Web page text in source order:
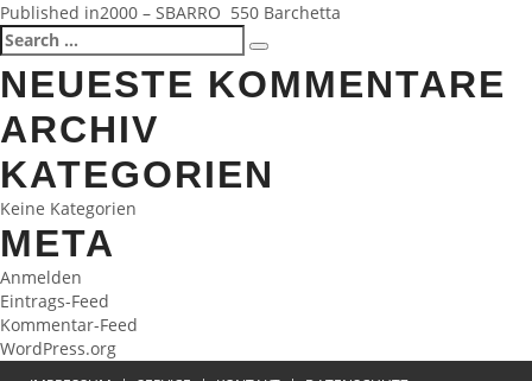
BEITRAGSNAVIGATION
Published in2000 – SBARRO 550 Barchetta
Search
for:
Search
NEUESTE KOMMENTARE
ARCHIV
KATEGORIEN
Keine Kategorien
META
Anmelden
Eintrags-Feed
Kommentar-Feed
WordPress.org